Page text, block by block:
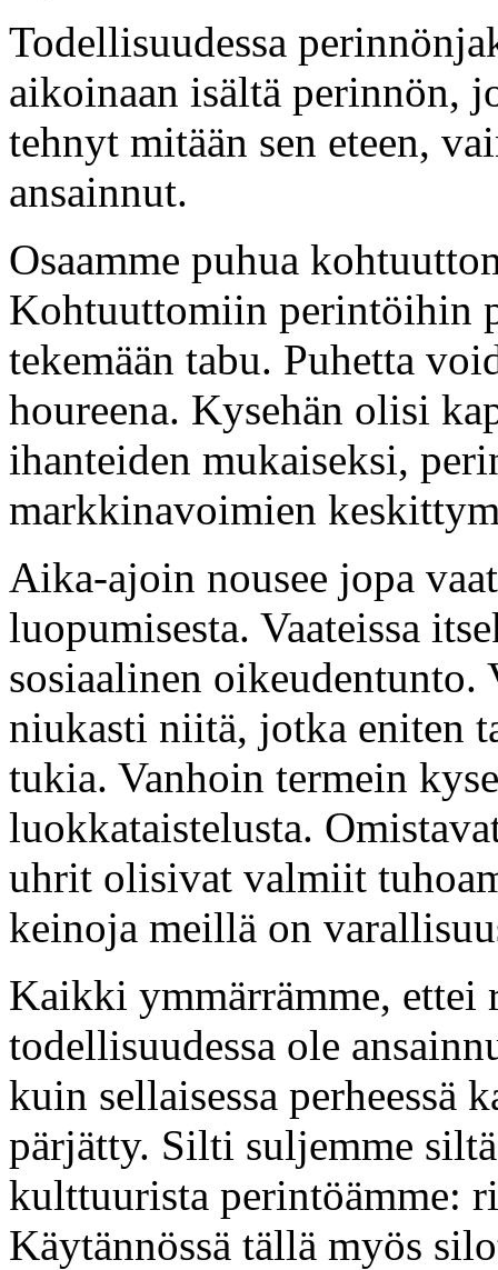
Todellisuudessa
aikoinaan isältä perinnön,
tehnyt mitään sen eteen,
ansainnut.
Osaamme puhua
Kohtuuttomiin perintöihin
tekemään tabu. Puhetta
houreena. Kysehän olisi
ihanteiden mukaiseksi,
markkinavoimien
Aika-ajoin nousee jopa
luopumisesta. Vaateissa
sosiaalinen oikeudentunto.
niukasti niitä, jotka eniten
tukia. Vanhoin termein
luokkataistelusta.
uhrit olisivat valmiit
keinoja meillä on
Kaikki ymmärrämme, ettei
todellisuudessa ole
kuin sellaisessa perheessä
pärjätty. Silti suljemme
kulttuurista perintöämme:
Käytännössä tällä myös